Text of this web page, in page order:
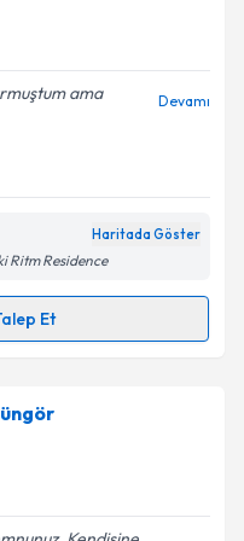
ile bilgilendireceğiz.
ilişkin
verilerimin belirtilen
ediyorum.
Gönder
ama
Devamı
Haritada Göster
Ritm Residence
Et
için randevu takvimi
randevu almanız
e-posta ile